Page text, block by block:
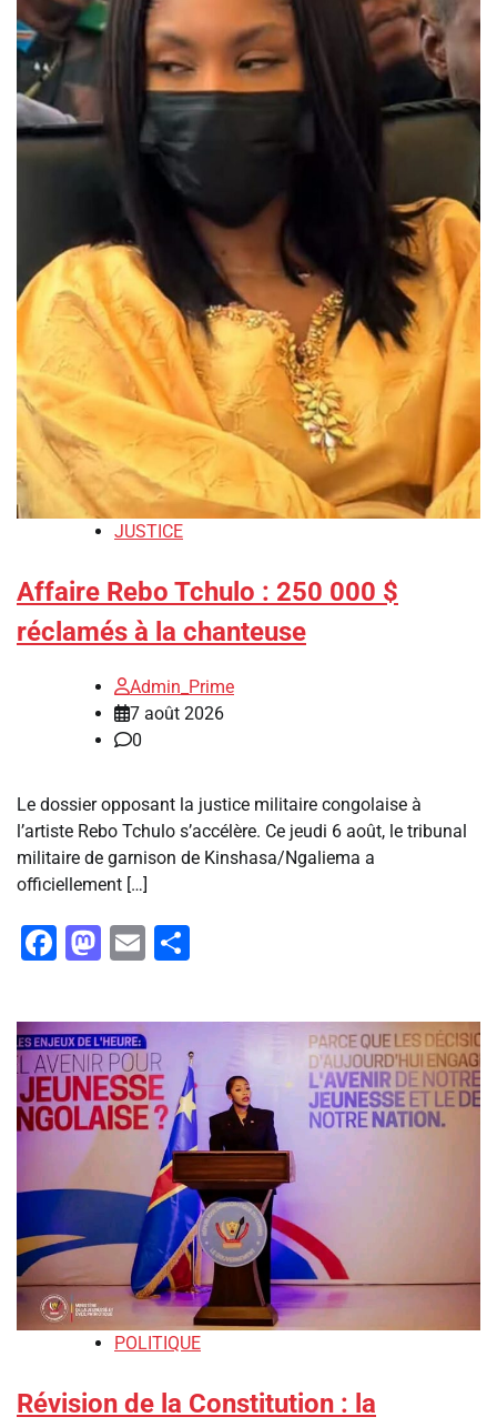
JUSTICE
Affaire Rebo Tchulo : 250 000 $
réclamés à la chanteuse
Admin_Prime
7 août 2026
0
Le dossier opposant la justice militaire congolaise à
l’artiste Rebo Tchulo s’accélère. Ce jeudi 6 août, le tribunal
militaire de garnison de Kinshasa/Ngaliema a
officiellement […]
Facebook
Mastodon
Email
POLITIQUE
Révision de la Constitution : la